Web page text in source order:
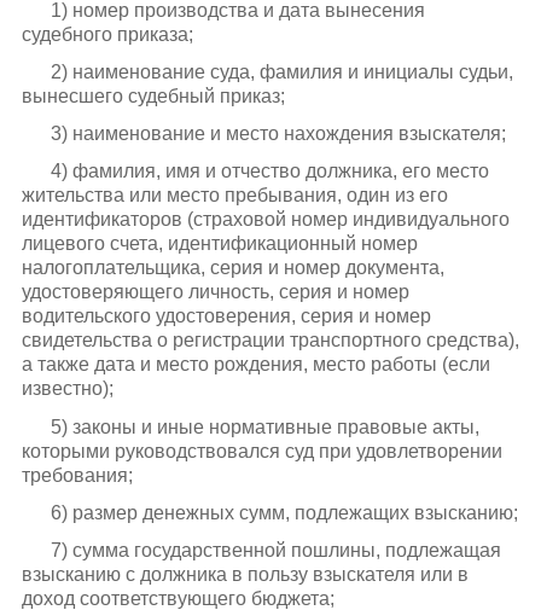
1) номер производства и дата вынесения
судебного приказа;
2) наименование суда, фамилия и инициалы судьи,
вынесшего судебный приказ;
3) наименование и место нахождения взыскателя;
4) фамилия, имя и отчество должника, его место
жительства или место пребывания, один из его
идентификаторов (страховой номер индивидуального
лицевого счета, идентификационный номер
налогоплательщика, серия и номер документа,
удостоверяющего личность, серия и номер
водительского удостоверения, серия и номер
свидетельства о регистрации транспортного средства),
а также дата и место рождения, место работы (если
известно);
5) законы и иные нормативные правовые акты,
которыми руководствовался суд при удовлетворении
требования;
6) размер денежных сумм, подлежащих взысканию;
7) сумма государственной пошлины, подлежащая
взысканию с должника в пользу взыскателя или в
доход соответствующего бюджета;